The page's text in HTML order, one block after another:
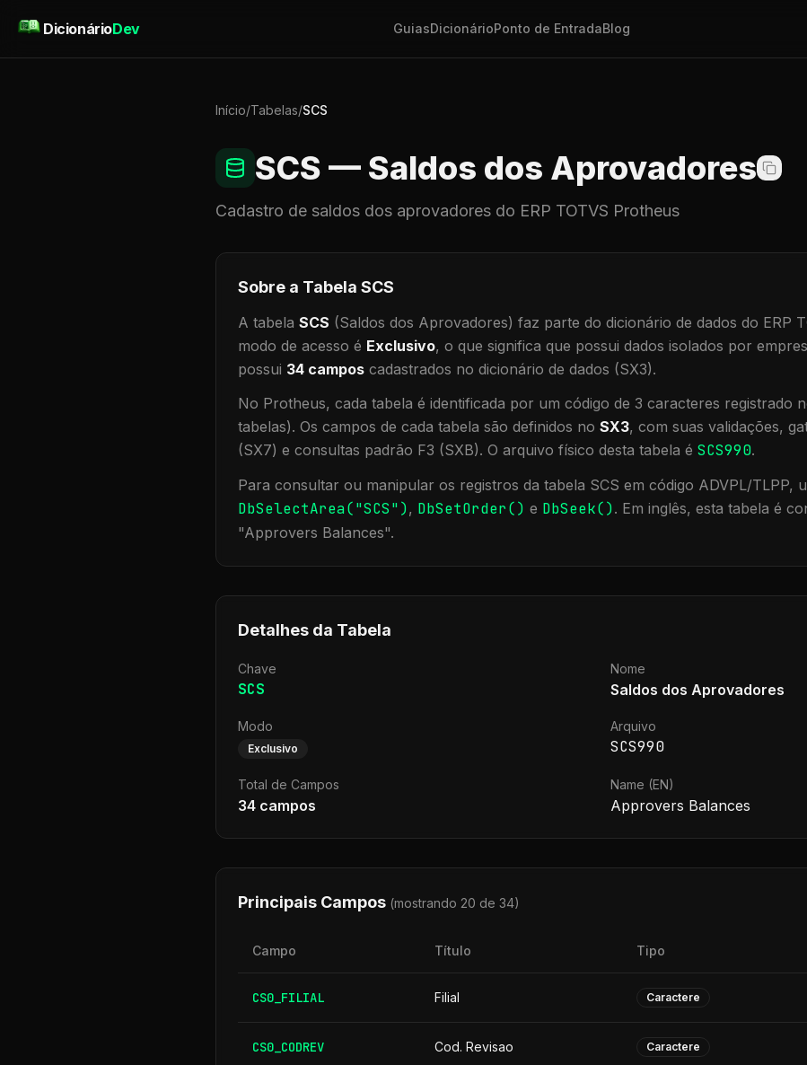
DicionárioDev GuiasDicionárioPonto de EntradaBlog
Início/Tabelas/SCS
SCS — Saldos dos Aprovadores
Cadastro de saldos dos aprovadores do ERP TOTVS Protheus
Sobre a Tabela SCS
A tabela SCS (Saldos dos Aprovadores) faz parte do dicionário de dados do ERP
modo de acesso é Exclusivo, o que significa que possui dados isolados por
possui 34 campos cadastrados no dicionário de dados (SX3).
No Protheus, cada tabela é identificada por um código de 3 caracteres registrado
tabelas). Os campos de cada tabela são definidos no SX3, com suas validações,
(SX7) e consultas padrão F3 (SXB). O arquivo físico desta tabela é SCS990.
Para consultar ou manipular os registros da tabela SCS em código ADVPL/TLPP,
DbSelectArea("SCS"), DbSetOrder() e DbSeek(). Em inglês, esta tabela é
"Approvers Balances".
Detalhes da Tabela
Chave
SCS
Nome
Saldos dos Aprovadores
Modo
Exclusivo
Arquivo
SCS990
Total de Campos
34 campos
Name (EN)
Approvers Balances
Principais Campos (mostrando 20 de 34)
Campo Título Tipo
CS0_FILIAL Filial Caractere
CS0_CODREV Cod. Revisao Caractere